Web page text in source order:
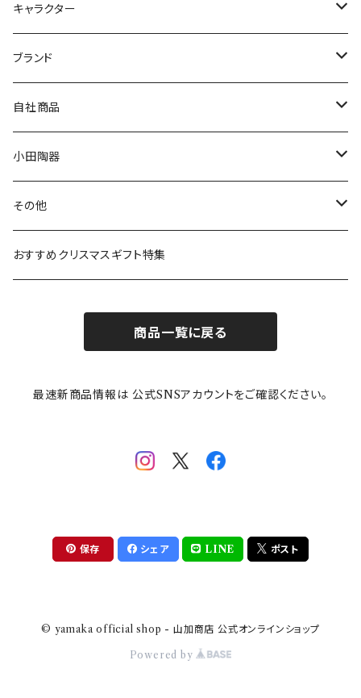
九谷焼
マグ＆カップ
プレート
ボウル
ガラスウェア
カトラリー
キャラクター
ムーミン
80th記念アイテム
リトルミイの日記念アイテム
MOOMIN ANIMATION
スヌーピー
ピーターラビット
ポケットモンスター
mofusand（モフサンド）
mofsand×日比谷花壇
ちびまる子ちゃんandクレヨンしんちゃん
ブランド
LA AMYS(エミーズ)
LISA LARSON(リサラーソン)
LAURA ASHLEY(ローラ アシュレイ)
Finlayson(フィンレイソン)
HANAE MORI(ハナエモリ)
THE BEATLES(ザ・ビートルズ)
【山加商店×yaeko】migratory bird
自社商品
ねこ企画
Cecera(セセラ)
CELEC(セレック)
隅切り重箱
HAPPY DINING(ハッピーダイニング)
小田陶器
さざなみ
吉祥
メイメイウェア
SoSo(ソソ）
その他
リサイクル食器
おすすめクリスマスギフト特集
商品一覧に戻る
最速新商品情報は 公式SNSアカウントをご確認ください。
保存 シェア LINE ポスト
© yamaka official shop - 山加商店 公式オンラインショップ
Powered by